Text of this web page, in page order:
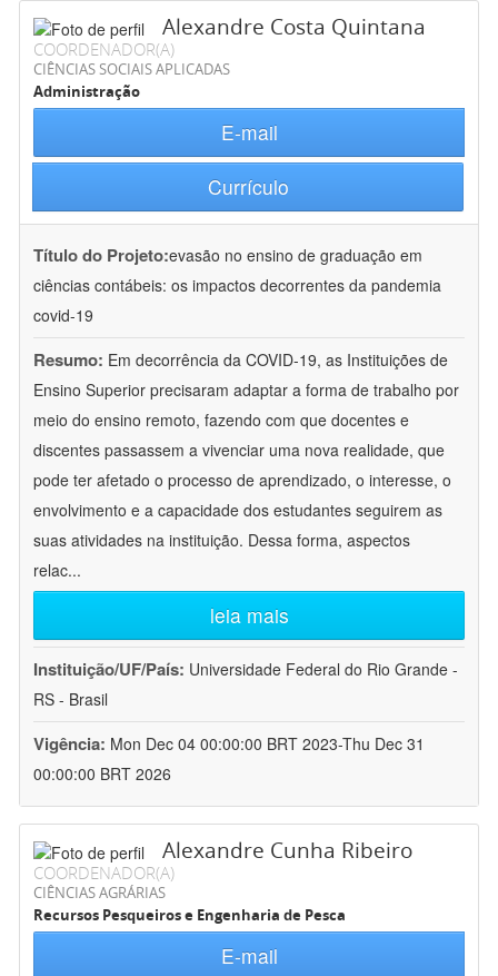
Alexandre Costa Quintana
COORDENADOR(A)
CIÊNCIAS SOCIAIS APLICADAS
Administração
E-mail
Currículo
Título do Projeto:evasão no ensino de graduação em
ciências contábeis: os impactos decorrentes da pandemia
covid-19
Resumo: Em decorrência da COVID-19, as Instituições de
Ensino Superior precisaram adaptar a forma de trabalho por
meio do ensino remoto, fazendo com que docentes e
discentes passassem a vivenciar uma nova realidade, que
pode ter afetado o processo de aprendizado, o interesse, o
envolvimento e a capacidade dos estudantes seguirem as
suas atividades na instituição. Dessa forma, aspectos
relac...
leia mais
Instituição/UF/País: Universidade Federal do Rio Grande -
RS - Brasil
Vigência: Mon Dec 04 00:00:00 BRT 2023-Thu Dec 31
00:00:00 BRT 2026
Alexandre Cunha Ribeiro
COORDENADOR(A)
CIÊNCIAS AGRÁRIAS
Recursos Pesqueiros e Engenharia de Pesca
E-mail